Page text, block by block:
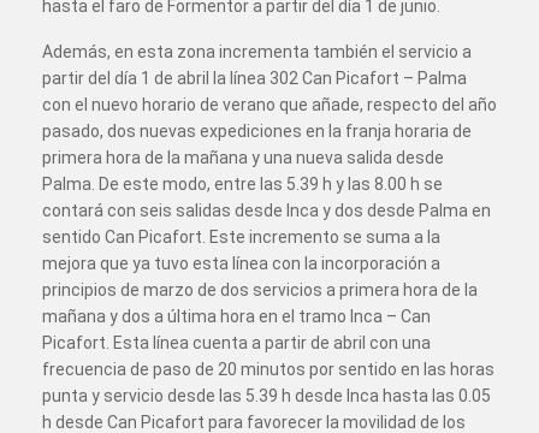
hasta el faro de Formentor a partir del día 1 de junio.
Además, en esta zona incrementa también el servicio a
partir del día 1 de abril la línea 302 Can Picafort – Palma
con el nuevo horario de verano que añade, respecto del año
pasado, dos nuevas expediciones en la franja horaria de
primera hora de la mañana y una nueva salida desde
Palma. De este modo, entre las 5.39 h y las 8.00 h se
contará con seis salidas desde Inca y dos desde Palma en
sentido Can Picafort. Este incremento se suma a la
mejora que ya tuvo esta línea con la incorporación a
principios de marzo de dos servicios a primera hora de la
mañana y dos a última hora en el tramo Inca – Can
Picafort. Esta línea cuenta a partir de abril con una
frecuencia de paso de 20 minutos por sentido en las horas
punta y servicio desde las 5.39 h desde Inca hasta las 0.05
h desde Can Picafort para favorecer la movilidad de los